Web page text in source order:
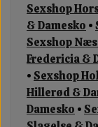
Sexshop
& Damesko •
Sexshop
Fredericia &
•Sexshop
Hillerød &
Damesko •